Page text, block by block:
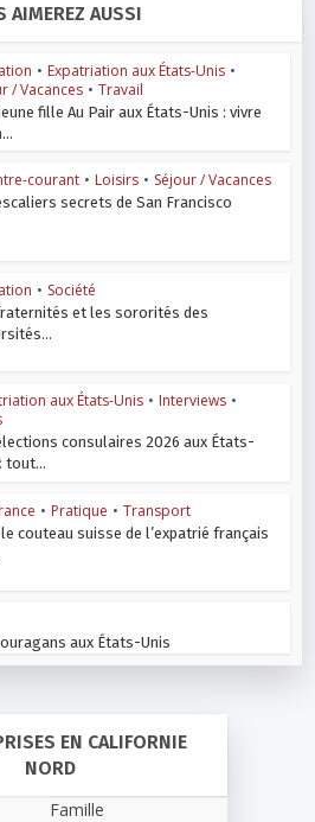
AIMEREZ AUSSI
• Expatriation aux États-Unis •
/ Vacances • Travail
fille Au Pair aux États-Unis : vivre
courant • Loisirs • Séjour / Vacances
secrets de San Francisco
• Société
et les sororités des
aux États-Unis • Interviews •
consulaires 2026 aux États-
tout...
• Pratique • Transport
le couteau suisse de l’expatrié français
aux États-Unis
EN CALIFORNIE
NORD
Famille